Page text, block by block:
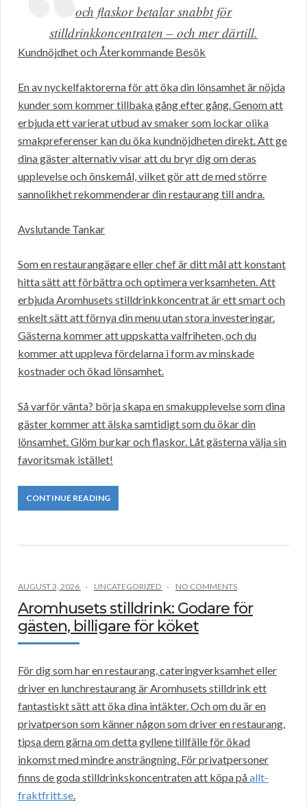
och flaskor betalar snabbt för
stilldrinkkoncentraten – och mer därtill.
Kundnöjdhet och Återkommande Besök
En av nyckelfaktorerna för att öka din lönsamhet är nöjda
kunder som kommer tillbaka gång efter gång. Genom att
erbjuda ett varierat utbud av smaker som lockar olika
smakpreferenser kan du öka kundnöjdheten direkt. Att ge
dina gäster alternativ visar att du bryr dig om deras
upplevelse och önskemål, vilket gör att de med större
sannolikhet rekommenderar din restaurang till andra.
Avslutande Tankar
Som en restaurangägare eller chef är ditt mål att konstant
hitta sätt att förbättra och optimera verksamheten. Att
erbjuda Aromhusets stilldrinkkoncentrat är ett smart och
enkelt sätt att förnya din menu utan stora investeringar.
Gästerna kommer att uppskatta valfriheten, och du
kommer att uppleva fördelarna i form av minskade
kostnader och ökad lönsamhet.
Så varför vänta? börja skapa en smakupplevelse som dina
gäster kommer att älska samtidigt som du ökar din
lönsamhet. Glöm burkar och flaskor. Låt gästerna välja sin
favoritsmak istället!
CONTINUE READING
AUGUST 3, 2026 UNCATEGORIZED NO COMMENTS
Aromhusets stilldrink: Godare för
gästen, billigare för köket
För dig som har en restaurang, cateringverksamhet eller
driver en lunchrestaurang är Aromhusets stilldrink ett
fantastiskt sätt att öka dina intäkter. Och om du är en
privatperson som känner någon som driver en restaurang,
tipsa dem gärna om detta gyllene tillfälle för ökad
inkomst med mindre ansträngning. För privatpersoner
finns de goda stilldrinkskoncentraten att köpa påallt-
fraktfritt.se.